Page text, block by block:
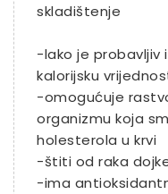
skladištenje
-lako je probavljiv
kalorijsku
-omogućuje
organizmu koja
holesterola u krvi
-štiti od raka
-ima